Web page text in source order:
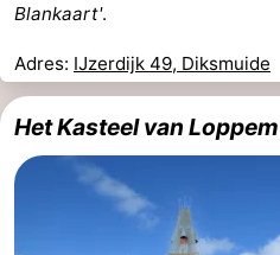
Blankaart'.
Adres: IJzerdijk 49, Diksmuide
Het Kasteel van Loppem